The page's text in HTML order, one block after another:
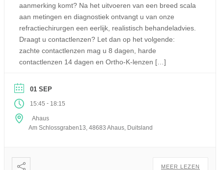
aanmerking komt? Na het uitvoeren van een breed scala
aan metingen en diagnostiek ontvangt u van onze
refractiechirurgen een eerlijk, realistisch behandeladvies.
Draagt u contactlenzen? Let dan op het volgende:
zachte contactlenzen mag u 8 dagen, harde
contactlenzen 14 dagen en Ortho-K-lenzen […]
01 SEP
15:45 - 18:15
Ahaus
Am Schlossgraben13, 48683 Ahaus, Duitsland
MEER LEZEN